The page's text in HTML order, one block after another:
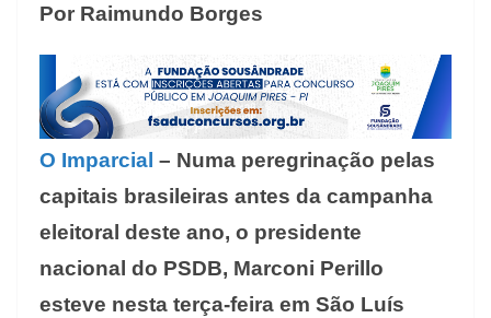
Por Raimundo Borges
O Imparcial – Numa peregrinação pelas
capitais brasileiras antes da campanha
eleitoral deste ano, o presidente
nacional do PSDB, Marconi Perillo
esteve nesta terça-feira em São Luís